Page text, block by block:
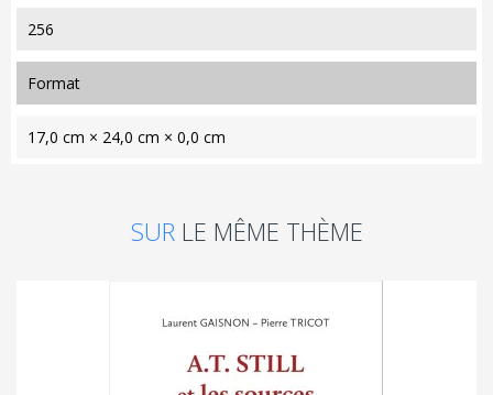
256
format
17,0 cm × 24,0 cm × 0,0 cm
SUR LE MÊME THÈME